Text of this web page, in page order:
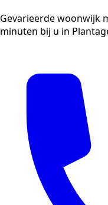
Gevarieerde woonwijk
minuten bij u in